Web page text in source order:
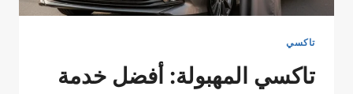
تاكسي
تاكسي المهبولة: أفضل خدمة